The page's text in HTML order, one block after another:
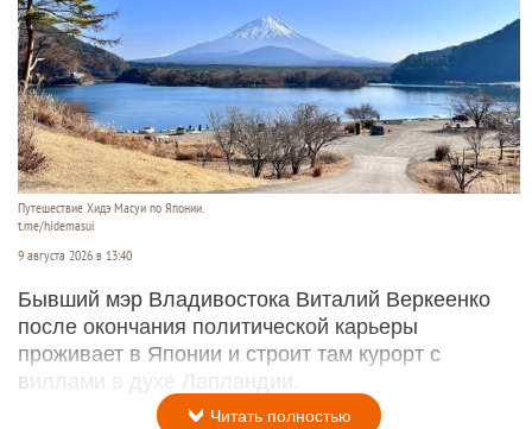
Путешествие Хидэ Масуи по Японии.
t.me/hidemasui
9 августа 2026 в 13:40
Бывший мэр Владивостока Виталий Веркеенко
после окончания политической карьеры
проживает в Японии и строит там курорт с
виллами в духе Лапландии.
Читать полностью